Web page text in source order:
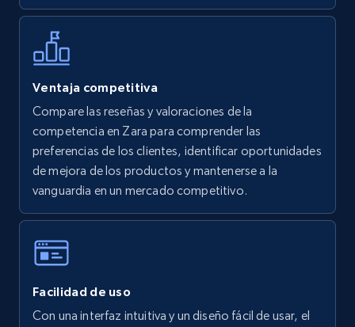
5.6K+ 875+ Comenzar ahora
Walmart - products - Find new products by
using specific category URL
URL, Final price, Sku, Currency, Gtin,
Specifications, Image urls, Top reviews, and
more.
5.6K+ 875+ Comenzar ahora
Walmart - products - Collects products by
specific keywords
Ventaja competitiva
Compare las reseñas y valoraciones de la
competencia en Zara para comprender las
preferencias de los clientes, identificar oportunidades
de mejora de los productos y mantenerse a la
vanguardia en un mercado competitivo.
Facilidad de uso
Con una interfaz intuitiva y un diseño fácil de usar, el